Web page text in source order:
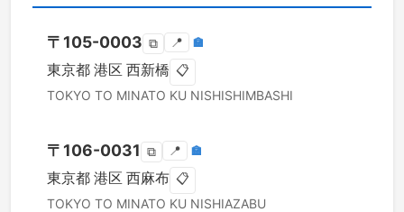
〒 105-0003 ⧉ 📍 🏣
東京都 港区 西新橋 📋
TOKYO TO MINATO KU NISHISHIMBASHI
〒 106-0031 ⧉ 📍 🏣
東京都 港区 西麻布 📋
TOKYO TO MINATO KU NISHIAZABU